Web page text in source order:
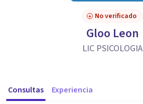
No verificado
Gloo Leon
LIC PSICOLOGIA
Consultas Experiencia